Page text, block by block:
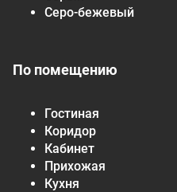
Серо-бежевый
По помещению
Гостиная
Коридор
Кабинет
Прихожая
Кухня